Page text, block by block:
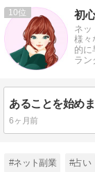
10 初
ネッ
様々
的に
ラン
6ヶ月前
#ネット副業 #占い